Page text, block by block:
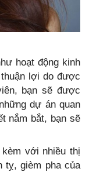
hoạt động kinh
lợi do được
bạn sẽ được
dự án quan
nắm bắt, bạn sẽ
với nhiều thị
tỵ, gièm pha của